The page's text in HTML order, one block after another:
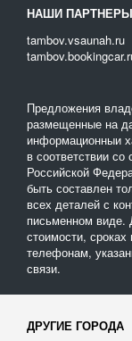
по расстоянию;
за отдельный
оказывающих
большой выбор
площадке,
НАШИ ПАРТНЕРЫ
tambov.vsaunah.ru
Предложения
размещенные на
информационныи
в соответствии со
Российской
быть составлен
всех деталей с
письменном виде.
стоимости,
телефонам,
связи.
ДРУГИЕ ГОРОДА